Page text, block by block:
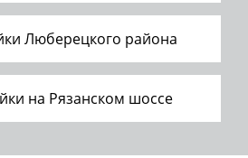
Люберецкого района
на Рязанском шоссе